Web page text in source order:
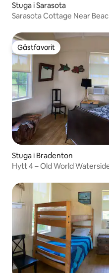
Stuga i Sarasota
Sarasota Cottage Near
Gästfavorit
Gästfavorit
Stuga i Bradenton
Hytt 4 – Old World